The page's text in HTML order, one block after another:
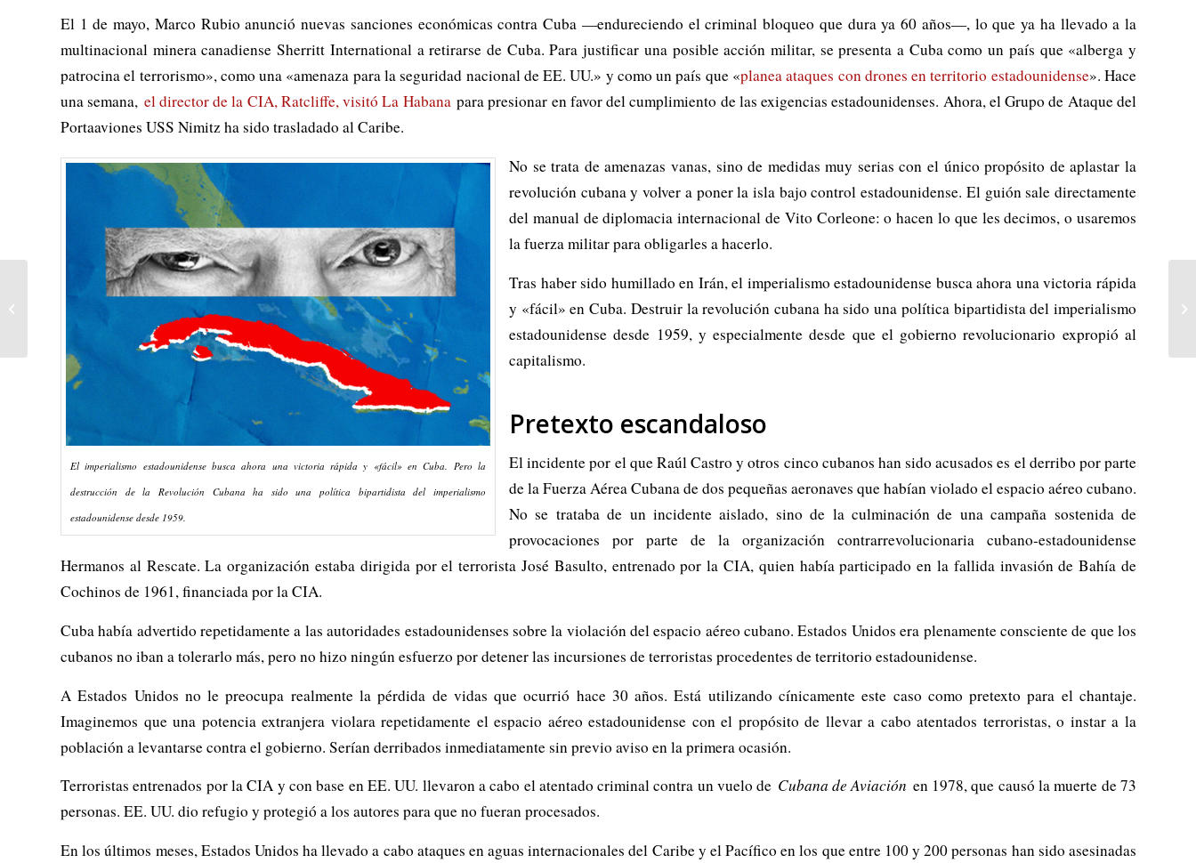
El 1 de mayo, Marco Rubio anunció nuevas sanciones económicas contra Cuba —endureciendo el criminal bloqueo que dura ya 60 años—, lo que ya ha llevado a la
multinacional minera canadiense Sherritt International a retirarse de Cuba. Para justificar una posible acción militar, se presenta a Cuba como un país que «alberga y
patrocina el terrorismo», como una «amenaza para la seguridad nacional de EE. UU.» y como un país que «planea ataques con drones en territorio estadounidense». Hace
una semana, el director de la CIA, Ratcliffe, visitó La Habanapara presionar en favor del cumplimiento de las exigencias estadounidenses. Ahora, el Grupo de Ataque del
Portaaviones USS Nimitz ha sido trasladado al Caribe.
El imperialismo estadounidense busca ahora una victoria rápida y «fácil» en Cuba. Pero la
destrucción de la Revolución Cubana ha sido una política bipartidista del imperialismo
estadounidense desde 1959.
No se trata de amenazas vanas, sino de medidas muy serias con el único propósito de aplastar la
revolución cubana y volver a poner la isla bajo control estadounidense. El guión sale directamente
del manual de diplomacia internacional de Vito Corleone: o hacen lo que les decimos, o usaremos
la fuerza militar para obligarles a hacerlo.
Tras haber sido humillado en Irán, el imperialismo estadounidense busca ahora una victoria rápida
y «fácil» en Cuba. Destruir la revolución cubana ha sido una política bipartidista del imperialismo
estadounidense desde 1959, y especialmente desde que el gobierno revolucionario expropió al
capitalismo.
Pretexto escandaloso
El incidente por el que Raúl Castro y otros cinco cubanos han sido acusados es el derribo por parte
de la Fuerza Aérea Cubana de dos pequeñas aeronaves que habían violado el espacio aéreo cubano.
No se trataba de un incidente aislado, sino de la culminación de una campaña sostenida de
provocaciones por parte de la organización contrarrevolucionaria cubano-estadounidense
Hermanos al Rescate. La organización estaba dirigida por el terrorista José Basulto, entrenado por la CIA, quien había participado en la fallida invasión de Bahía de
Cochinos de 1961, financiada por la CIA.
Cuba había advertido repetidamente a las autoridades estadounidenses sobre la violación del espacio aéreo cubano. Estados Unidos era plenamente consciente de que los
cubanos no iban a tolerarlo más, pero no hizo ningún esfuerzo por detener las incursiones de terroristas procedentes de territorio estadounidense.
A Estados Unidos no le preocupa realmente la pérdida de vidas que ocurrió hace 30 años. Está utilizando cínicamente este caso como pretexto para el chantaje.
Imaginemos que una potencia extranjera violara repetidamente el espacio aéreo estadounidense con el propósito de llevar a cabo atentados terroristas, o instar a la
población a levantarse contra el gobierno. Serían derribados inmediatamente sin previo aviso en la primera ocasión.
Terroristas entrenados por la CIA y con base en EE. UU. llevaron a cabo el atentado criminal contra un vuelo de Cubana de Aviación en 1978, que causó la muerte de 73
personas. EE. UU. dio refugio y protegió a los autores para que no fueran procesados.
En los últimos meses, Estados Unidos ha llevado a cabo ataques en aguas internacionales del Caribe y el Pacífico en los que entre 100 y 200 personas han sido asesinadas
M1 – Milaka gazte
mobilizatu dira